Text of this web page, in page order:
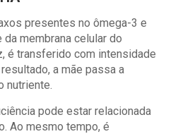
presentes no ômega-3 e
membrana celular do
é transferido com intensidade
a mãe passa a
nutriente.
pode estar relacionada
Ao mesmo tempo, é